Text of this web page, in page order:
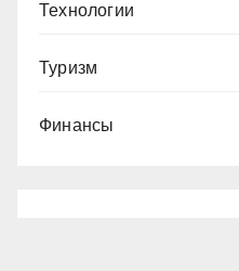
Технологии
Туризм
Финансы